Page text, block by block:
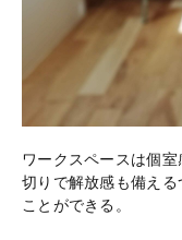
ワークスペースは個
切りで解放感も備え
ことができる。